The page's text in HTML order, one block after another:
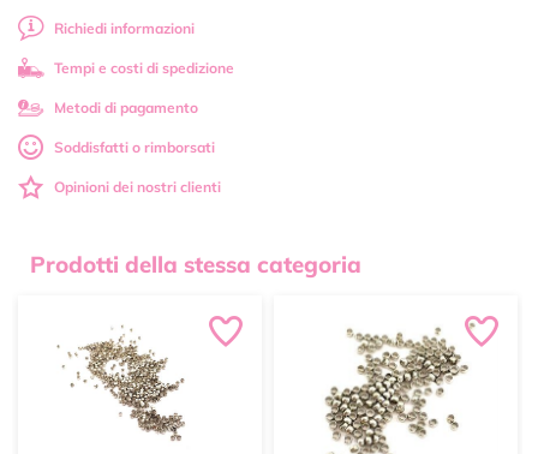
Richiedi informazioni
Tempi e costi di spedizione
Metodi di pagamento
Soddisfatti o rimborsati
Opinioni dei nostri clienti
Prodotti della stessa categoria